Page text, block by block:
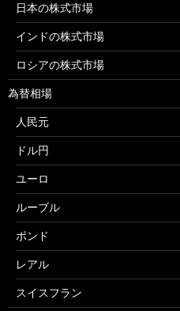
日本の株式市場
インドの株式市場
ロシアの株式市場
為替相場
人民元
ドル円
ユーロ
ルーブル
ポンド
レアル
スイスフラン